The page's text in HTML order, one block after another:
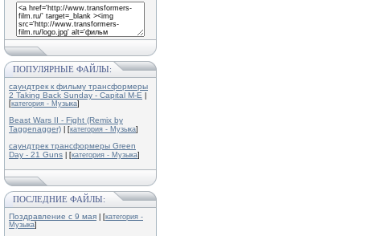
ПОПУЛЯРНЫЕ ФАЙЛЫ:
саундтрек к фильму трансформеры
2 Taking Back Sunday - Capital M-E
[категория - Музыка]
Beast Wars II - Fight (Remix by
Taggenagger)
| [категория - Музыка]
саундтрек трансформеры Green
Day - 21 Guns
| [категория - Музыка]
ПОСЛЕДНИЕ ФАЙЛЫ:
Поздравление с 9 мая | [категория -
Музыка]